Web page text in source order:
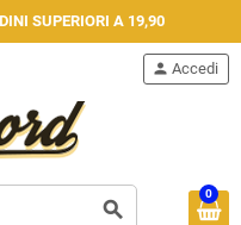
SUPERIORI A 19,90
search
person Accedi
0